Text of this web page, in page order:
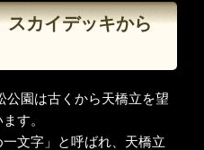
スカイデッキから
公園は古くから天橋立を望
す。
文字」と呼ばれ、天橋立